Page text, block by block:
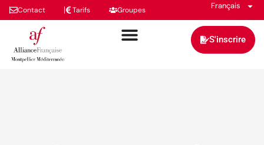
Contact Tarifs Groupes Français
S'inscrire